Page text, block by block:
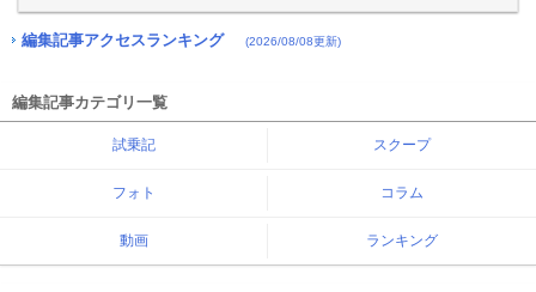
編集記事アクセスランキング (2026/08/08更新)
編集記事カテゴリ一覧
試乗記 スクープ
フォト コラム
動画 ランキング